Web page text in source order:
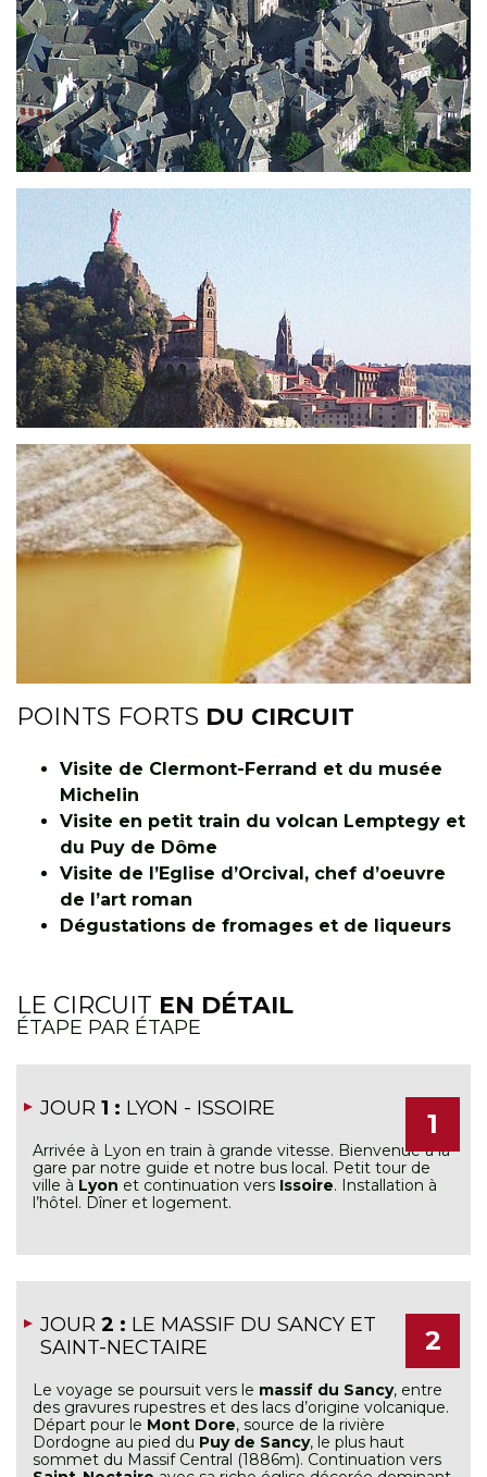
POINTS FORTS DU CIRCUIT
Visite de Clermont-Ferrand et du musée
Michelin
Visite en petit train du volcan Lemptegy et
du Puy de Dôme
Visite de l’Eglise d’Orcival, chef d’oeuvre
de l’art roman
Dégustations de fromages et de liqueurs
LE CIRCUIT EN DÉTAIL
ÉTAPE PAR ÉTAPE
1
JOUR 1 : LYON - ISSOIRE
Arrivée à Lyon en train à grande vitesse. Bienvenue à la
gare par notre guide et notre bus local. Petit tour de
ville à Lyon et continuation vers Issoire. Installation à
l’hôtel. Dîner et logement.
2
JOUR 2 : LE MASSIF DU SANCY ET
SAINT-NECTAIRE
Le voyage se poursuit vers le massif du Sancy, entre
des gravures rupestres et des lacs d’origine volcanique.
Départ pour le Mont Dore, source de la rivière
Dordogne au pied du Puy de Sancy, le plus haut
sommet du Massif Central (1886m). Continuation vers